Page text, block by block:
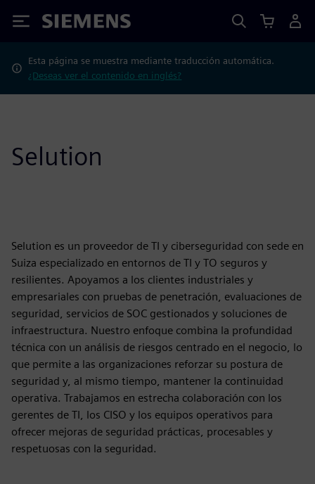
Siemens
Esta página se muestra mediante traducción automática.
¿Deseas ver el contenido en inglés?
Selution
Selution es un proveedor de TI y ciberseguridad con sede en
Suiza especializado en entornos de TI y TO seguros y
resilientes. Apoyamos a los clientes industriales y
empresariales con pruebas de penetración, evaluaciones de
seguridad, servicios de SOC gestionados y soluciones de
infraestructura. Nuestro enfoque combina la profundidad
técnica con un análisis de riesgos centrado en el negocio, lo
que permite a las organizaciones reforzar su postura de
seguridad y, al mismo tiempo, mantener la continuidad
operativa. Trabajamos en estrecha colaboración con los
gerentes de TI, los CISO y los equipos operativos para
ofrecer mejoras de seguridad prácticas, procesables y
respetuosas con la seguridad.